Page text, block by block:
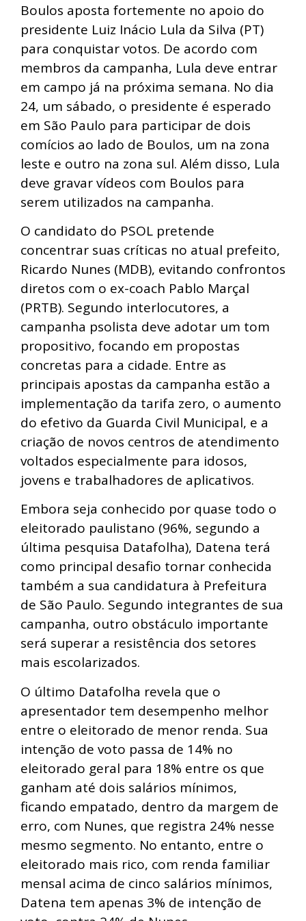
Boulos aposta fortemente no apoio do
presidente Luiz Inácio Lula da Silva (PT)
para conquistar votos. De acordo com
membros da campanha, Lula deve entrar
em campo já na próxima semana. No dia
24, um sábado, o presidente é esperado
em São Paulo para participar de dois
comícios ao lado de Boulos, um na zona
leste e outro na zona sul. Além disso, Lula
deve gravar vídeos com Boulos para
serem utilizados na campanha.
O candidato do PSOL pretende
concentrar suas críticas no atual prefeito,
Ricardo Nunes (MDB), evitando confrontos
diretos com o ex-coach Pablo Marçal
(PRTB). Segundo interlocutores, a
campanha psolista deve adotar um tom
propositivo, focando em propostas
concretas para a cidade. Entre as
principais apostas da campanha estão a
implementação da tarifa zero, o aumento
do efetivo da Guarda Civil Municipal, e a
criação de novos centros de atendimento
voltados especialmente para idosos,
jovens e trabalhadores de aplicativos.
Embora seja conhecido por quase todo o
eleitorado paulistano (96%, segundo a
última pesquisa Datafolha), Datena terá
como principal desafio tornar conhecida
também a sua candidatura à Prefeitura
de São Paulo. Segundo integrantes de sua
campanha, outro obstáculo importante
será superar a resistência dos setores
mais escolarizados.
O último Datafolha revela que o
apresentador tem desempenho melhor
entre o eleitorado de menor renda. Sua
intenção de voto passa de 14% no
eleitorado geral para 18% entre os que
ganham até dois salários mínimos,
ficando empatado, dentro da margem de
erro, com Nunes, que registra 24% nesse
mesmo segmento. No entanto, entre o
eleitorado mais rico, com renda familiar
mensal acima de cinco salários mínimos,
Datena tem apenas 3% de intenção de